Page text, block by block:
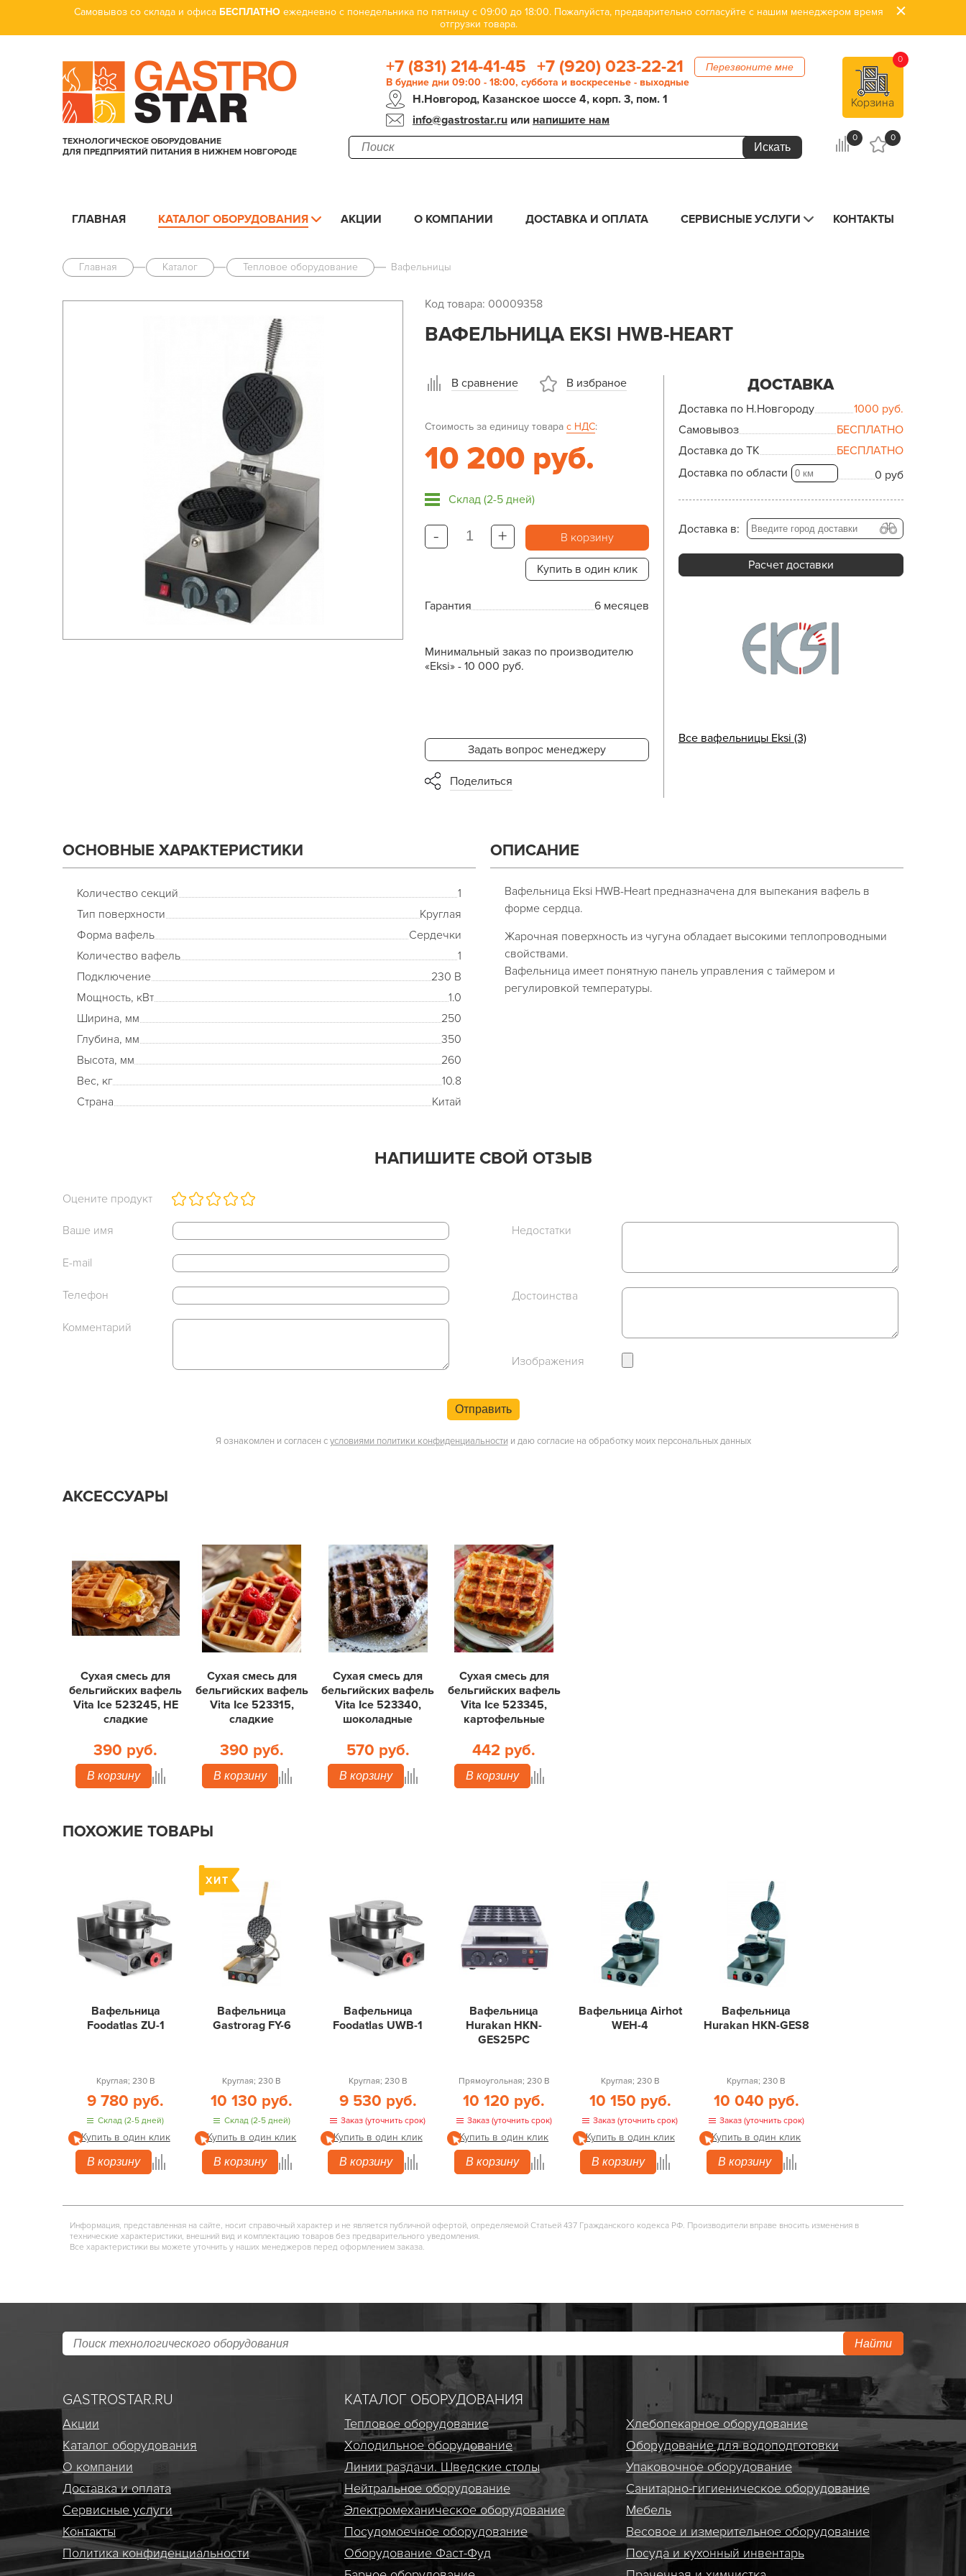
Самовывоз со склада и офиса БЕСПЛАТНО ежедневно с понедельника по пятницу с 09:00 до 18:00. Пожалуйста, предварительно согласуйте с нашим менеджером время
отгрузки товара.
ТЕХНОЛОГИЧЕСКОЕ ОБОРУДОВАНИЕ
ДЛЯ ПРЕДПРИЯТИЙ ПИТАНИЯ В НИЖНЕМ НОВГОРОДЕ
+7 (831) 214-41-45 +7 (920) 023-22-21 Перезвоните мне
В будние дни 09:00 - 18:00, суббота и воскресенье - выходные
Н.Новгород, Казанское шоссе 4, корп. 3, пом. 1
info@gastrostar.ruили напишите нам
Корзина
0
0 0
ГЛАВНАЯ КАТАЛОГ ОБОРУДОВАНИЯ АКЦИИ О КОМПАНИИ ДОСТАВКА И ОПЛАТА СЕРВИСНЫЕ УСЛУГИ КОНТАКТЫ
Главная Каталог Тепловое оборудование Вафельницы
Код товара: 00009358
ВАФЕЛЬНИЦА EKSI HWB-HEART
В сравнение В избраное
Стоимость за единицу товара с НДС:
10 200 руб.
Склад (2-5 дней)
- + В корзину
Купить в один клик
Гарантия 6 месяцев
Минимальный заказ по производителю
«Eksi» - 10 000 руб.
Задать вопрос менеджеру
Поделиться
ДОСТАВКА
Доставка по Н.Новгороду 1000 руб.
Самовывоз
БЕСПЛАТНО
Доставка до ТК
БЕСПЛАТНО
Доставка по области
0 руб
Доставка в:
Расчет доставки
Все вафельницы Eksi (3)
ОСНОВНЫЕ ХАРАКТЕРИСТИКИ
Количество секций
1
Тип поверхности
Круглая
Форма вафель
Сердечки
Количество вафель
1
Подключение
230 В
Мощность, кВт
1.0
Ширина, мм
250
Глубина, мм
350
Высота, мм
260
Вес, кг
10.8
Страна
Китай
ОПИСАНИЕ
Вафельница Eksi HWB-Heart предназначена для выпекания вафель в
форме сердца.
Жарочная поверхность из чугуна обладает высокими теплопроводными
свойствами.
Вафельница имеет понятную панель управления с таймером и
регулировкой температуры.
НАПИШИТЕ СВОЙ ОТЗЫВ
Оцените продукт
Ваше имя
E-mail
Телефон
Комментарий
Недостатки
Достоинства
Изображения
Отправить
Я ознакомлен и согласен сусловиями политики конфиденциальности и даю согласие на обработку моих персональных данных
АКСЕССУАРЫ
Сухая смесь для
бельгийских вафель
Vita Ice 523245, НЕ
сладкие
390 руб.
В корзину
Сухая смесь для
бельгийских вафель
Vita Ice 523315,
сладкие
390 руб.
В корзину
Сухая смесь для
бельгийских вафель
Vita Ice 523340,
шоколадные
570 руб.
В корзину
Сухая смесь для
бельгийских вафель
Vita Ice 523345,
картофельные
442 руб.
В корзину
ПОХОЖИЕ ТОВАРЫ
Вафельница
Foodatlas ZU-1
Круглая; 230 В
9 780 руб.
Склад (2-5 дней)
Купить в один клик
В корзину
Вафельница
Gastrorag FY-6
Круглая; 230 В
10 130 руб.
Склад (2-5 дней)
Купить в один клик
В корзину
Вафельница
Foodatlas UWB-1
Круглая; 230 В
9 530 руб.
Заказ (уточнить срок)
Купить в один клик
В корзину
Вафельница
Hurakan HKN-
GES25PC
Прямоугольная; 230 В
10 120 руб.
Заказ (уточнить срок)
Купить в один клик
В корзину
Вафельница Airhot
WEH-4
Круглая; 230 В
10 150 руб.
Заказ (уточнить срок)
Купить в один клик
В корзину
Вафельница
Hurakan HKN-GES8
Круглая; 230 В
10 040 руб.
Заказ (уточнить срок)
Купить в один клик
В корзину
Информация, представленная на сайте, носит справочный характер и не является публичной офертой, определяемой Статьей 437 Гражданского кодекса РФ. Производители вправе вносить изменения в
технические характеристики, внешний вид и комплектацию товаров без предварительного уведомления.
Все характеристики вы можете уточнить у наших менеджеров перед оформлением заказа.
Найти
GASTROSTAR.RU
Акции
Каталог оборудования
О компании
Доставка и оплата
Сервисные услуги
Контакты
Политика конфиденциальности
КАТАЛОГ ОБОРУДОВАНИЯ
Тепловое оборудование
Холодильное оборудование
Линии раздачи. Шведские столы
Нейтральное оборудование
Электро­механическое оборудование
Посудомоечное оборудование
Оборудование Фаст-Фуд
Хлебопекарное оборудование
Оборудование для водоподготовки
Упаковочное оборудование
Санитарно-гигиеническое оборудование
Мебель
Весовое и измерительное оборудование
Посуда и кухонный инвентарь